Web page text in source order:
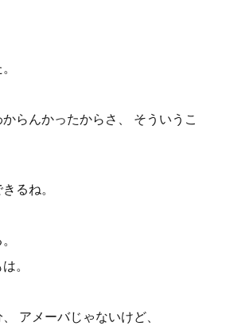
らんかったからさ、 そういうこ
るね。
。
アメーバじゃないけど、